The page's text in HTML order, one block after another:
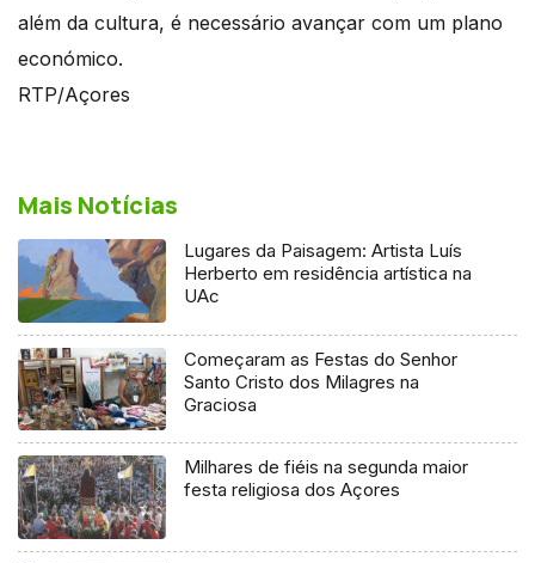
além da cultura, é necessário avançar com um plano
económico.
RTP/Açores
Mais Notícias
Lugares da Paisagem: Artista Luís
Herberto em residência artística na
UAc
Começaram as Festas do Senhor
Santo Cristo dos Milagres na
Graciosa
Milhares de fiéis na segunda maior
festa religiosa dos Açores